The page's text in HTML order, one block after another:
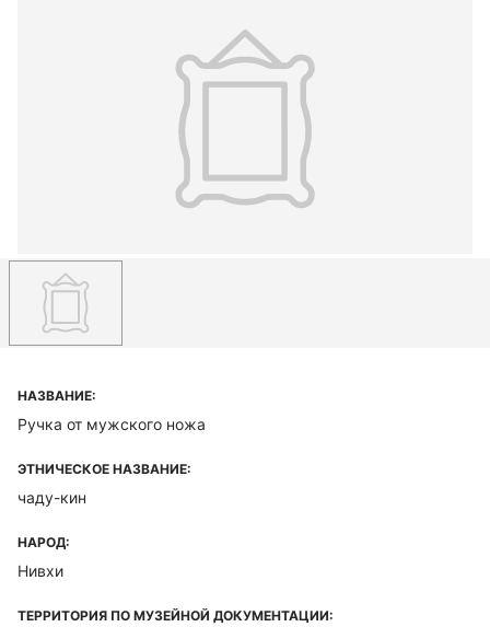
НАЗВАНИЕ:
Ручка от мужского ножа
ЭТНИЧЕСКОЕ НАЗВАНИЕ:
чаду-кин
НАРОД:
Нивхи
ТЕРРИТОРИЯ ПО МУЗЕЙНОЙ ДОКУМЕНТАЦИИ: